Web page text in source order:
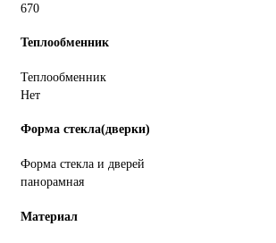
670
Теплообменник
Теплообменник
Нет
Форма стекла(дверки)
Форма стекла и дверей
панорамная
Материал